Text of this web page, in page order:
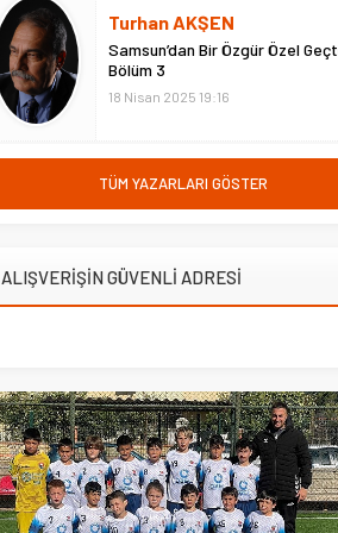
Adliyesi’nde çıkan yangına
müdahale eden Çarşı ve
Mahalle...
Turhan AKŞEN
Samsun’dan Bir Özgür Özel
Bölüm 3
18 Nisan 2025 19:16
TÜM YAZARLARI GÖSTER
ALIŞVERİŞİN GÜVENLİ ADRESİ